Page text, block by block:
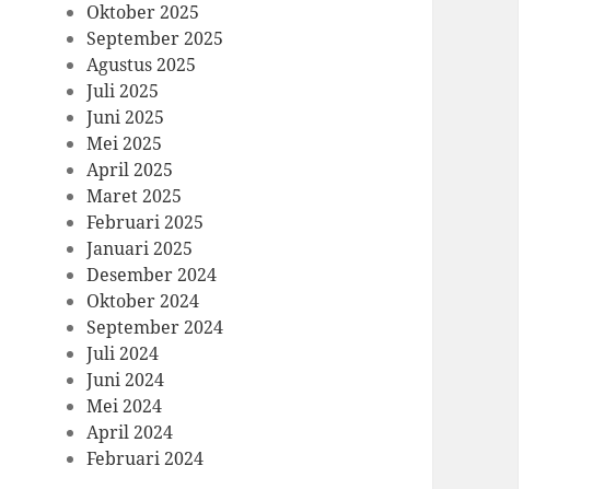
Oktober 2025
September 2025
Agustus 2025
Juli 2025
Juni 2025
Mei 2025
April 2025
Maret 2025
Februari 2025
Januari 2025
Desember 2024
Oktober 2024
September 2024
Juli 2024
Juni 2024
Mei 2024
April 2024
Februari 2024